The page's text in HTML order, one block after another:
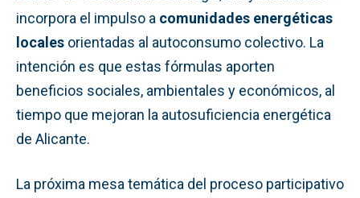
incorpora el impulso a comunidades energéticas
locales orientadas al autoconsumo colectivo. La
intención es que estas fórmulas aporten
beneficios sociales, ambientales y económicos, al
tiempo que mejoran la autosuficiencia energética
de Alicante.
La próxima mesa temática del proceso participativo